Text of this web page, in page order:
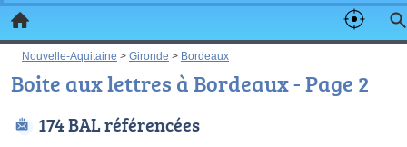
Nouvelle-Aquitaine > Gironde > Bordeaux
Boite aux lettres à Bordeaux - Page 2
174 BAL référencées